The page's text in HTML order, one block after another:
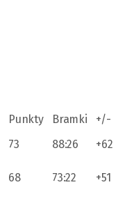
Punkty Bramki
+/-
73 88:26 +62
68 73:22 +51